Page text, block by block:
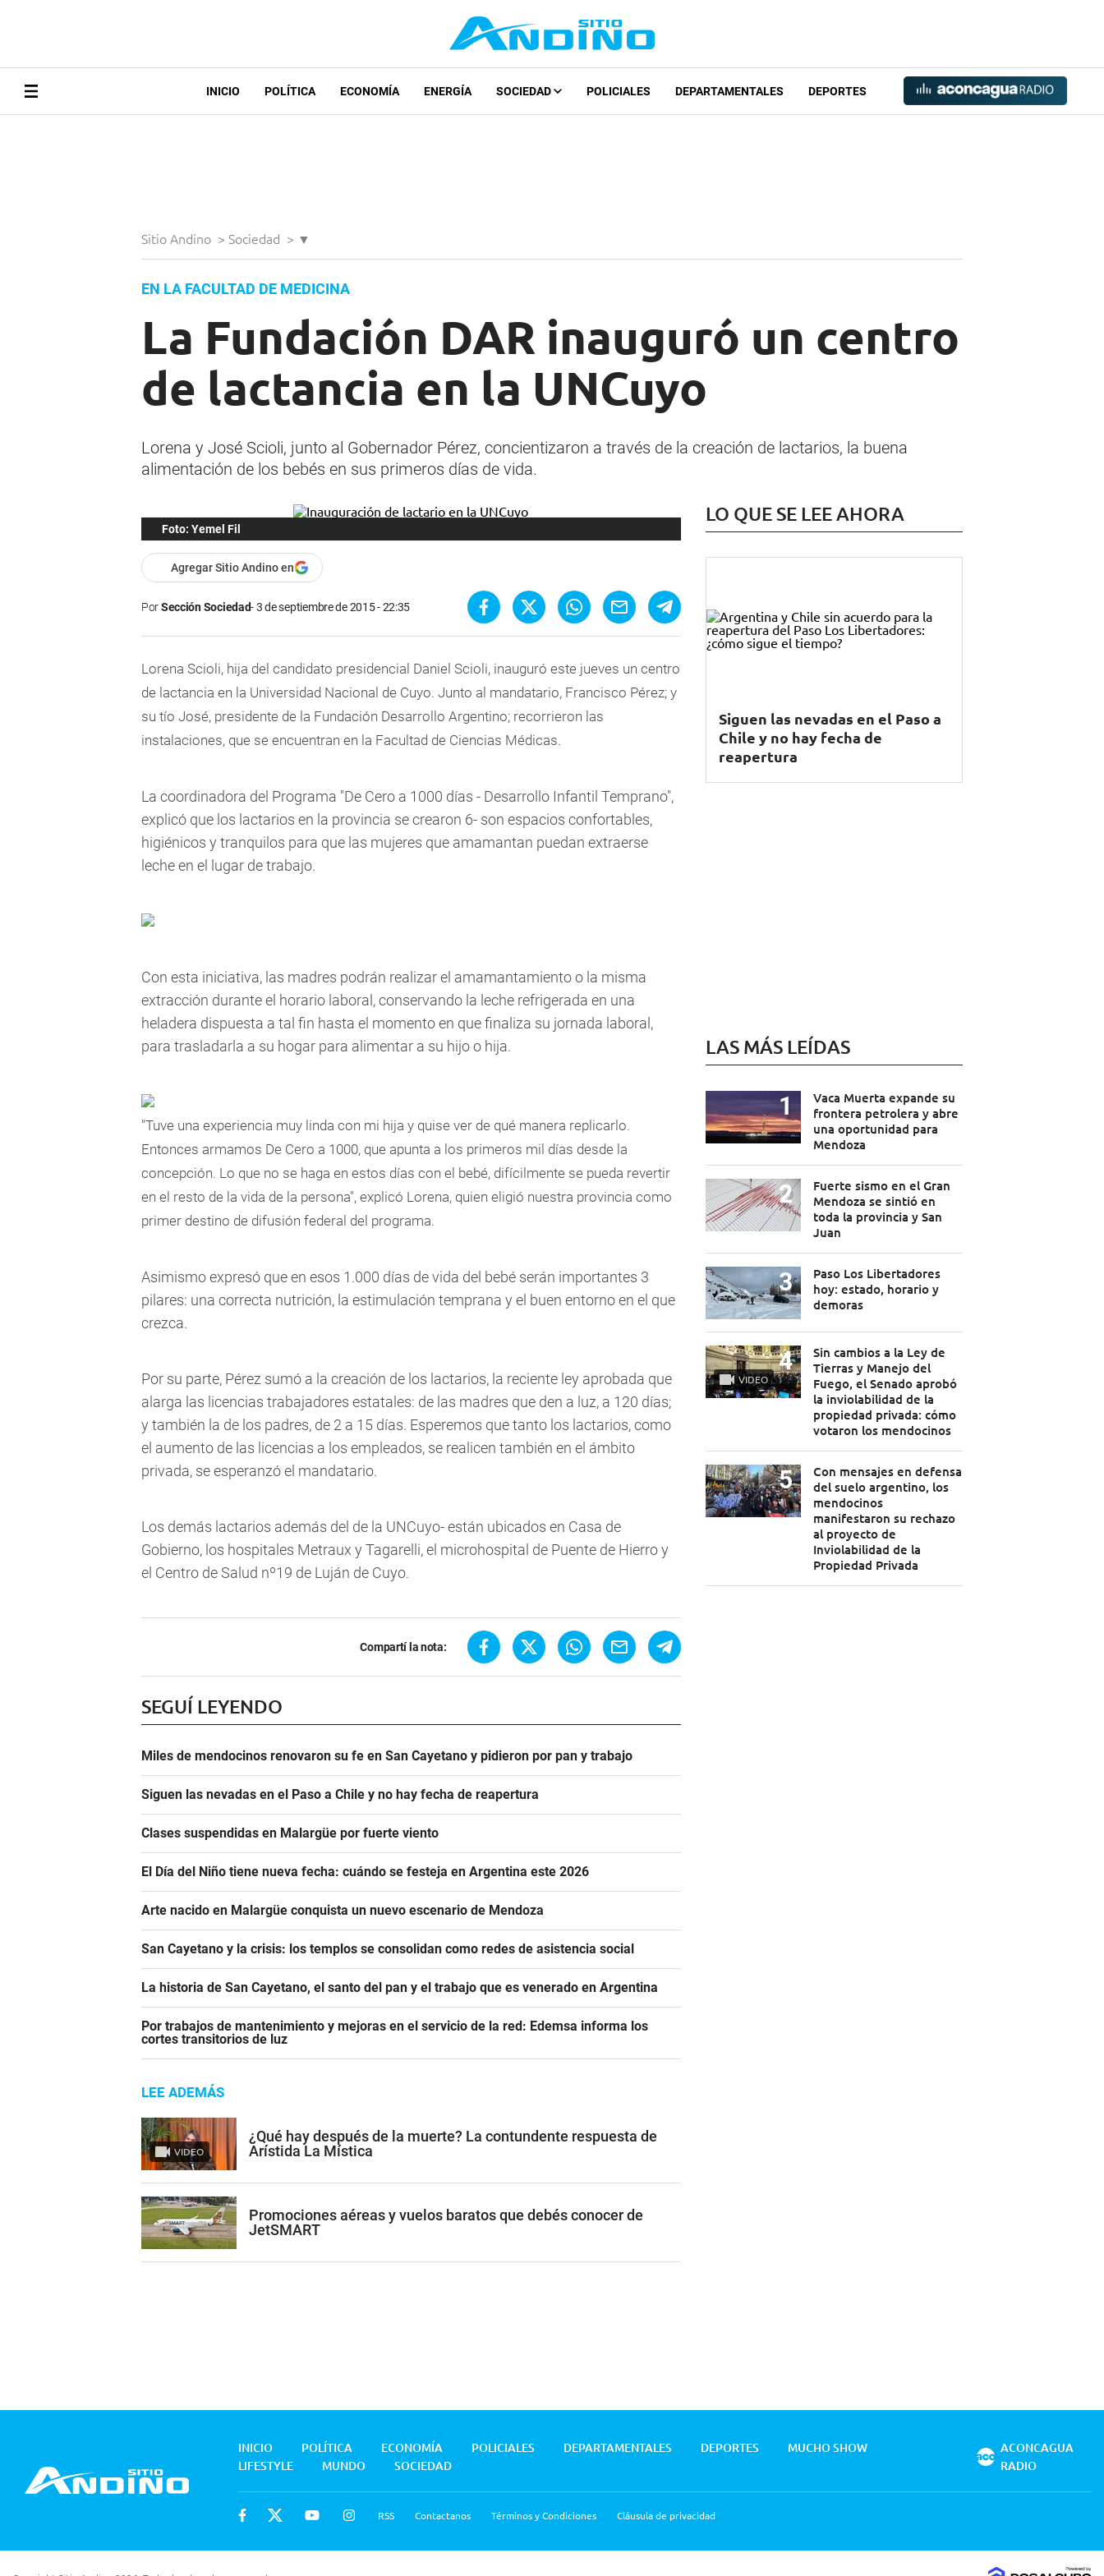
INICIO POLÍTICA ECONOMÍA ENERGÍA SOCIEDAD POLICIALES DEPARTAMENTALES DEPORTES
Sitio Andino > Sociedad > ▼
EN LA FACULTAD DE MEDICINA
La Fundación DAR inauguró un centro
de lactancia en la UNCuyo
Lorena y José Scioli, junto al Gobernador Pérez, concientizaron a través de la creación de lactarios, la buena
alimentación de los bebés en sus primeros días de vida.
Foto: Yemel Fil
Agregar Sitio Andino en
PorSección Sociedad 3 de septiembre de 2015 - 22:35
Lorena Scioli, hija del candidato presidencial Daniel Scioli, inauguró este jueves un centro
de lactancia en la Universidad Nacional de Cuyo. Junto al mandatario, Francisco Pérez; y
su tío José, presidente de la Fundación Desarrollo Argentino; recorrieron las
instalaciones, que se encuentran en la Facultad de Ciencias Médicas.
La coordinadora del Programa "De Cero a 1000 días - Desarrollo Infantil Temprano",
explicó que los lactarios en la provincia se crearon 6- son espacios confortables,
higiénicos y tranquilos para que las mujeres que amamantan puedan extraerse
leche en el lugar de trabajo.
Con esta iniciativa, las madres podrán realizar el amamantamiento o la misma
extracción durante el horario laboral, conservando la leche refrigerada en una
heladera dispuesta a tal fin hasta el momento en que finaliza su jornada laboral,
para trasladarla a su hogar para alimentar a su hijo o hija.
"Tuve una experiencia muy linda con mi hija y quise ver de qué manera replicarlo.
Entonces armamos De Cero a 1000, que apunta a los primeros mil días desde la
concepción. Lo que no se haga en estos días con el bebé, difícilmente se pueda revertir
en el resto de la vida de la persona", explicó Lorena, quien eligió nuestra provincia como
primer destino de difusión federal del programa.
Asimismo expresó que en esos 1.000 días de vida del bebé serán importantes 3
pilares: una correcta nutrición, la estimulación temprana y el buen entorno en el que
crezca.
Por su parte, Pérez sumó a la creación de los lactarios, la reciente ley aprobada que
alarga las licencias trabajadores estatales: de las madres que den a luz, a 120 días;
y también la de los padres, de 2 a 15 días. Esperemos que tanto los lactarios, como
el aumento de las licencias a los empleados, se realicen también en el ámbito
privada, se esperanzó el mandatario.
Los demás lactarios además del de la UNCuyo- están ubicados en Casa de
Gobierno, los hospitales Metraux y Tagarelli, el microhospital de Puente de Hierro y
el Centro de Salud nº19 de Luján de Cuyo.
Compartí la nota:
SEGUÍ LEYENDO
Miles de mendocinos renovaron su fe en San Cayetano y pidieron por pan y trabajo
Siguen las nevadas en el Paso a Chile y no hay fecha de reapertura
Clases suspendidas en Malargüe por fuerte viento
El Día del Niño tiene nueva fecha: cuándo se festeja en Argentina este 2026
Arte nacido en Malargüe conquista un nuevo escenario de Mendoza
San Cayetano y la crisis: los templos se consolidan como redes de asistencia social
La historia de San Cayetano, el santo del pan y el trabajo que es venerado en Argentina
Por trabajos de mantenimiento y mejoras en el servicio de la red: Edemsa informa los
cortes transitorios de luz
LEE ADEMÁS
VIDEO
¿Qué hay después de la muerte? La contundente respuesta de
Arístida La Mística
Promociones aéreas y vuelos baratos que debés conocer de
JetSMART
LO QUE SE LEE AHORA
Siguen las nevadas en el Paso a
Chile y no hay fecha de
reapertura
LAS MÁS LEÍDAS
Vaca Muerta expande su
frontera petrolera y abre
una oportunidad para
Mendoza
Fuerte sismo en el Gran
Mendoza se sintió en
toda la provincia y San
Juan
Paso Los Libertadores
hoy: estado, horario y
demoras
VIDEO
Sin cambios a la Ley de
Tierras y Manejo del
Fuego, el Senado aprobó
la inviolabilidad de la
propiedad privada: cómo
votaron los mendocinos
Con mensajes en defensa
del suelo argentino, los
mendocinos
manifestaron su rechazo
al proyecto de
Inviolabilidad de la
Propiedad Privada
INICIO POLÍTICA ECONOMÍA POLICIALES DEPARTAMENTALES DEPORTES
MUCHO SHOW
LIFESTYLE
MUNDO SOCIEDAD
RSS Contactanos Términos y Condiciones Cláusula de privacidad
ACONCAGUA
RADIO